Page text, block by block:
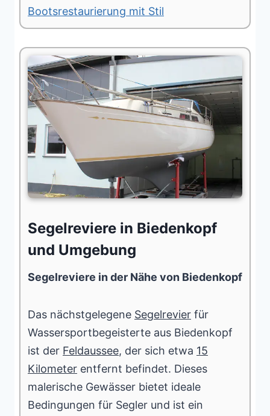
Bootsrestaurierung mit Stil
Segelreviere in Biedenkopf
und Umgebung
Segelreviere in der Nähe von Biedenkopf
Das nächstgelegene Segelrevier für
Wassersportbegeisterte aus Biedenkopf
ist der Feldaussee, der sich etwa 15
Kilometer entfernt befindet. Dieses
malerische Gewässer bietet ideale
Bedingungen für Segler und ist ein